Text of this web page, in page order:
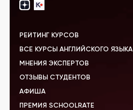
РЕЙТИНГ КУРСОВ
ВСЕ КУРСЫ АНГЛИЙСКОГО ЯЗЫКА
МНЕНИЯ ЭКСПЕРТОВ
ОТЗЫВЫ СТУДЕНТОВ
АФИША
ПРЕМИЯ SCHOOLRATE